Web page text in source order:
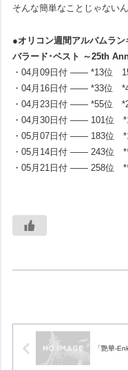
そんな簡単なことじゃない
●オリコン週間アルバムラン
バラード･ベスト ～25th
・04月09日付 —— *13位
・04月16日付 —— *33位
・04月23日付 —— *55位
・04月30日付 —— 101位
・05月07日付 —— 183位
・05月14日付 —— 243位
・05月21日付 —— 258位
「艶華-